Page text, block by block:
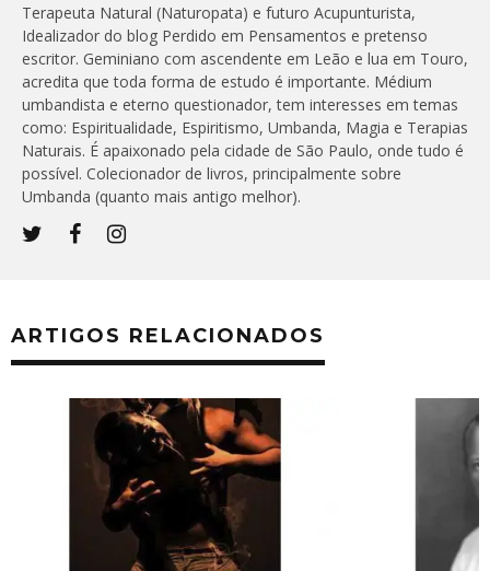
Terapeuta Natural (Naturopata) e futuro Acupunturista,
Idealizador do blog Perdido em Pensamentos e pretenso
escritor. Geminiano com ascendente em Leão e lua em Touro,
acredita que toda forma de estudo é importante. Médium
umbandista e eterno questionador, tem interesses em temas
como: Espiritualidade, Espiritismo, Umbanda, Magia e Terapias
Naturais. É apaixonado pela cidade de São Paulo, onde tudo é
possível. Colecionador de livros, principalmente sobre
Umbanda (quanto mais antigo melhor).
ARTIGOS RELACIONADOS